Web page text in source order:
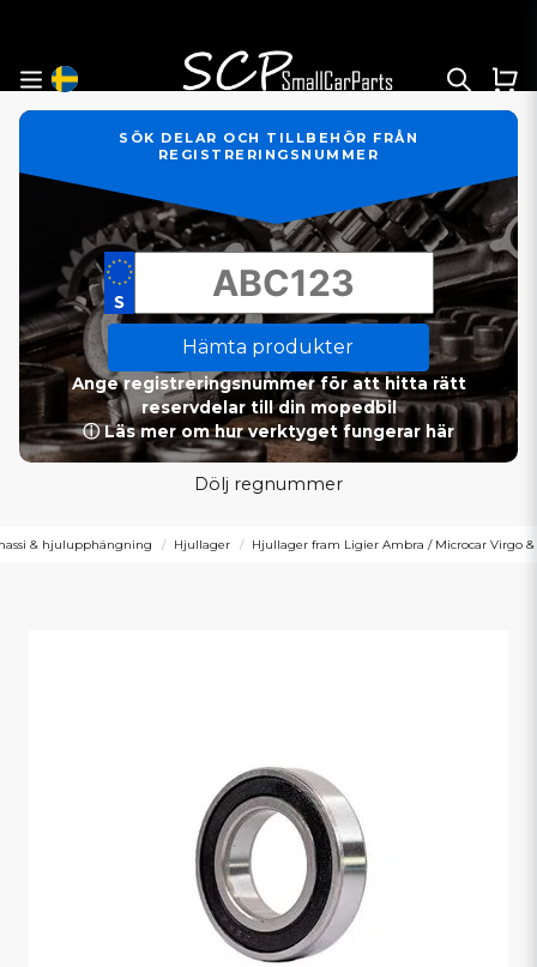
SÖK DELAR OCH TILLBEHÖR FRÅN
REGISTRERINGSNUMMER
Hämta produkter
Ange registreringsnummer för att hitta rätt
reservdelar till din mopedbil
ⓘ Läs mer om hur verktyget fungerar här
Dölj regnummer
& hjulupphängning Hjullager Hjullager fram Ligier Ambra / Microcar Virgo &